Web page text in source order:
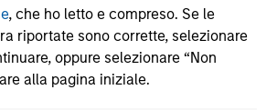
, che ho letto e compreso. Se le
riportate sono corrette, selezionare
oppure selezionare “Non
alla pagina iniziale.
all Team Members.
this page is for informational
information contained herein does
should not be construed as an